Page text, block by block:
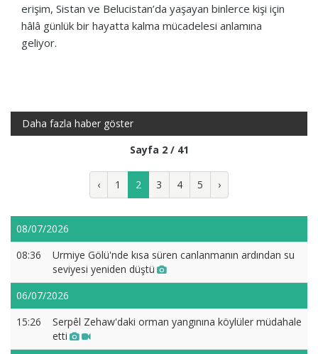
erişim, Sistan ve Belucistan’da yaşayan binlerce kişi için
hâlâ günlük bir hayatta kalma mücadelesi anlamına
geliyor.
Daha fazla haber göster
Sayfa 2 / 41
‹ 1 2 3 4 5 ›
08/07/2026
08:36
Urmiye Gölü'nde kısa süren canlanmanın ardından su
seviyesi yeniden düştü
06/07/2026
15:26
Serpêl Zehaw'daki orman yangınına köylüler müdahale
etti